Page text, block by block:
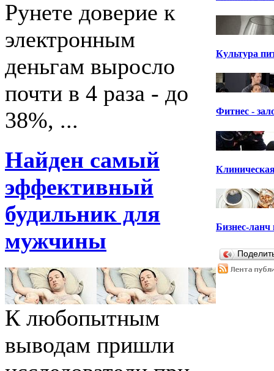
Рунете доверие к
электронным
деньгам выросло
почти в 4 раза - до
38%, ...
Найден самый
эффективный
будильник для
мужчины
К любопытным
выводам пришли
Культура
Фитнес -
Бизнес-ланч